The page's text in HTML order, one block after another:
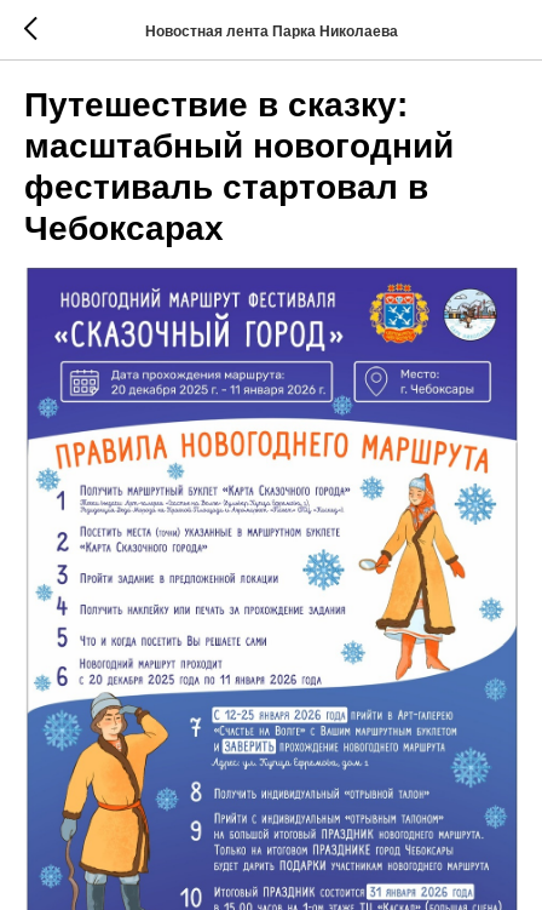
Новостная лента Парка Николаева
Путешествие в сказку:
масштабный новогодний
фестиваль стартовал в
Чебоксарах